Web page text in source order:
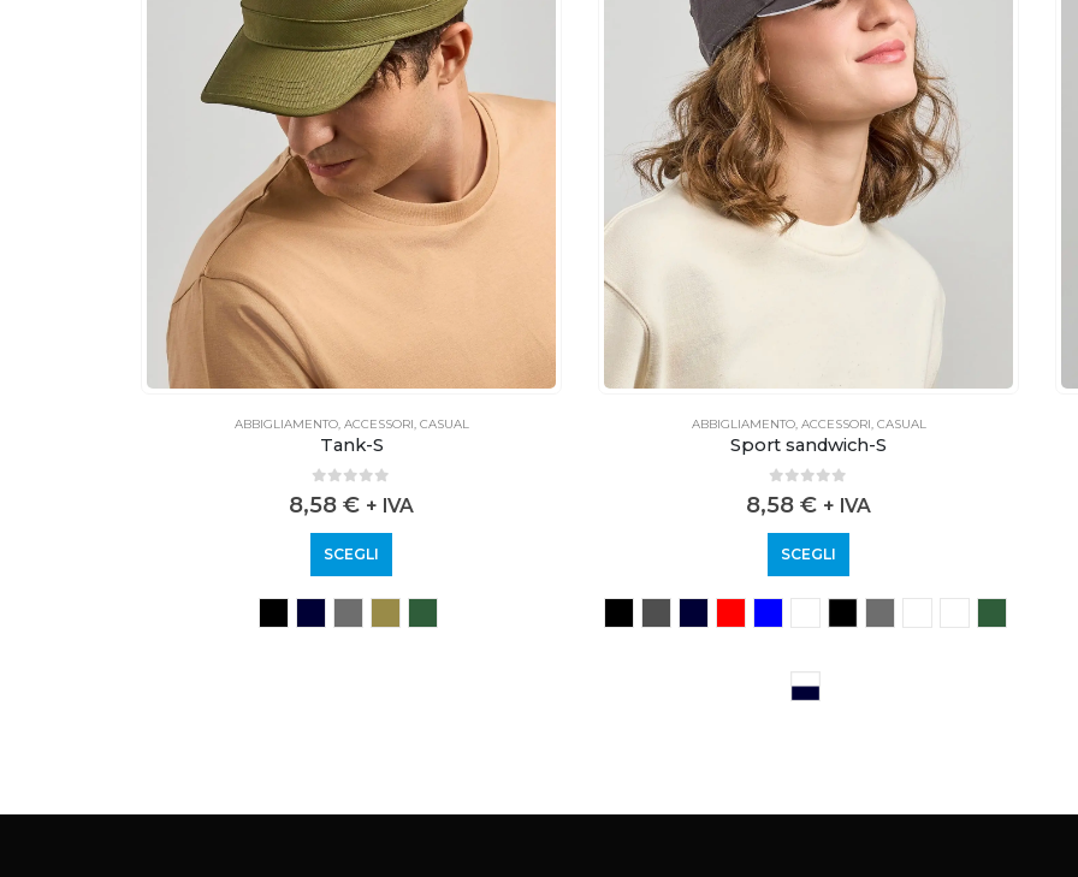
ABBIGLIAMENTO, ACCESSORI, CASUAL
Tank-S
8,58 € + IVA
SCEGLI
ABBIGLIAMENTO, ACCESSORI, CASUAL
Sport sandwich-S
8,58 € + IVA
SCEGLI